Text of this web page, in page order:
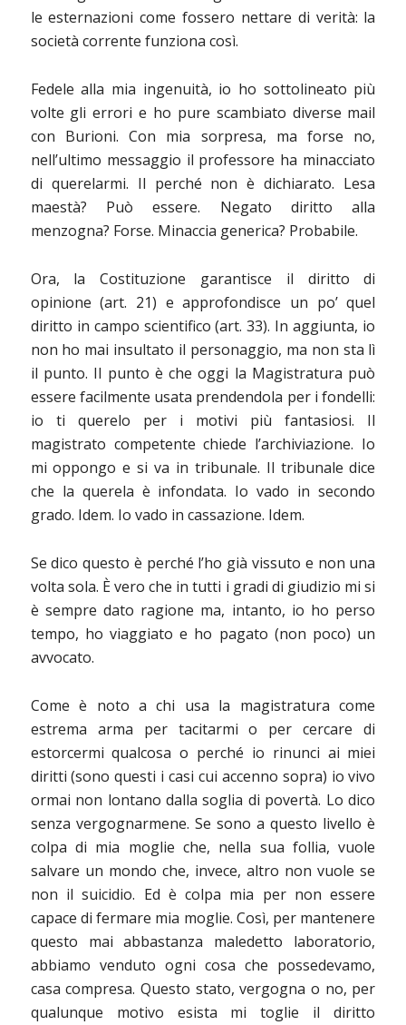
le esternazioni come fossero nettare di verità: la
società corrente funziona così.
Fedele alla mia ingenuità, io ho sottolineato più
volte gli errori e ho pure scambiato diverse mail
con Burioni. Con mia sorpresa, ma forse no,
nell’ultimo messaggio il professore ha minacciato
di querelarmi. Il perché non è dichiarato. Lesa
maestà? Può essere. Negato diritto alla
menzogna? Forse. Minaccia generica? Probabile.
Ora, la Costituzione garantisce il diritto di
opinione (art. 21) e approfondisce un po’ quel
diritto in campo scientifico (art. 33). In aggiunta, io
non ho mai insultato il personaggio, ma non sta lì
il punto. Il punto è che oggi la Magistratura può
essere facilmente usata prendendola per i fondelli:
io ti querelo per i motivi più fantasiosi. Il
magistrato competente chiede l’archiviazione. Io
mi oppongo e si va in tribunale. Il tribunale dice
che la querela è infondata. Io vado in secondo
grado. Idem. Io vado in cassazione. Idem.
Se dico questo è perché l’ho già vissuto e non una
volta sola. È vero che in tutti i gradi di giudizio mi si
è sempre dato ragione ma, intanto, io ho perso
tempo, ho viaggiato e ho pagato (non poco) un
avvocato.
Come è noto a chi usa la magistratura come
estrema arma per tacitarmi o per cercare di
estorcermi qualcosa o perché io rinunci ai miei
diritti (sono questi i casi cui accenno sopra) io vivo
ormai non lontano dalla soglia di povertà. Lo dico
senza vergognarmene. Se sono a questo livello è
colpa di mia moglie che, nella sua follia, vuole
salvare un mondo che, invece, altro non vuole se
non il suicidio. Ed è colpa mia per non essere
capace di fermare mia moglie. Così, per mantenere
questo mai abbastanza maledetto laboratorio,
abbiamo venduto ogni cosa che possedevamo,
casa compresa. Questo stato, vergogna o no, per
qualunque motivo esista mi toglie il diritto